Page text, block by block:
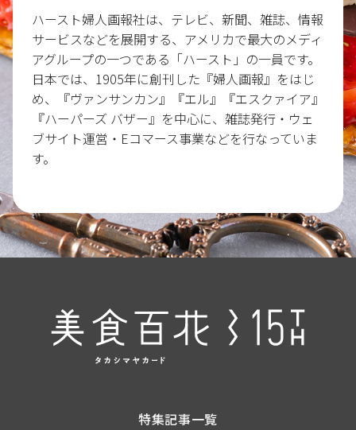
ハースト婦人画報社は、テレビ、新聞、雑誌、情報
サービスなどを展開する、アメリカで最大のメディ
アグループの一つである「ハースト」の一員です。
日本では、1905年に創刊した『婦人画報』をはじ
め、『ヴァンサンカン』『エル』『エスクァイア』
『ハーパーズ バザー』を中心に、雑誌発行・ウェ
ブサイト運営・Eコマース事業などを行なっていま
す。
特集記事一覧